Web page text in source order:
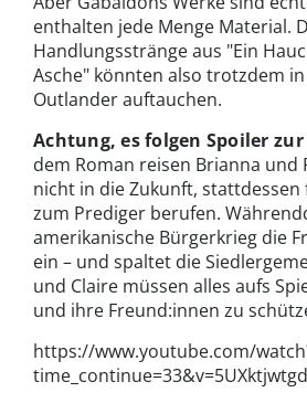
enthalten jede Menge Material.
Handlungsstränge aus "Ein
Asche" könnten also trotzdem
Outlander auftauchen.
Achtung, es folgen Spoiler
dem Roman reisen Brianna und
nicht in die Zukunft, stattdessen
zum Prediger berufen.
amerikanische Bürgerkrieg die
ein – und spaltet die
und Claire müssen alles aufs
und ihre Freund:innen zu
https://www.youtube.com/